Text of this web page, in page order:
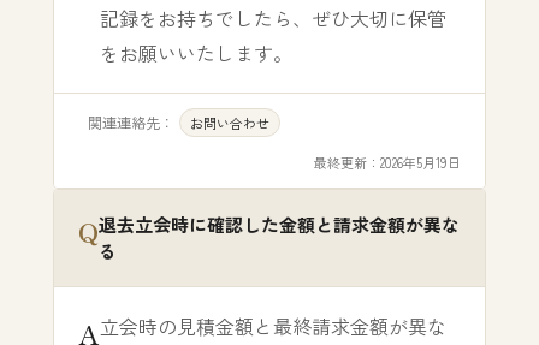
記録をお持ちでしたら、ぜひ大切に保管
をお願いいたします。
関連連絡先： お問い合わせ
最終更新： 2026年5月19日
退去立会時に確認した金額と請求金額が異な
る
立会時の見積金額と最終請求金額が異な